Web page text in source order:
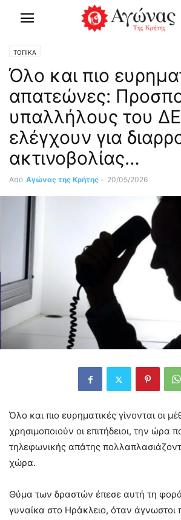
ΤΟΠΙΚΑ
Όλο και πιο
απατεώνες:
υπαλλήλους του
ελέγχουν για
ακτινοβολίας…
Από Αγώνας της Κρήτης - 20/05/2026
Όλο και πιο ευρηματικές γίνονται οι
χρησιμοποιούν οι επιτήδειοι, την ώρα
τηλεφωνικής απάτης
χώρα.
Θύμα των δραστών έπεσε αυτή τη
γυναίκα στο Ηράκλειο, όταν άγνωστοι